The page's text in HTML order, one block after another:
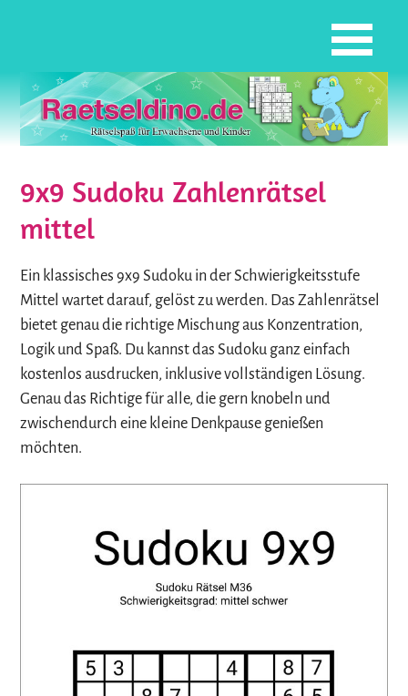
9x9 Sudoku Zahlenrätsel
mittel
Ein klassisches 9x9 Sudoku in der Schwierigkeitsstufe
Mittel wartet darauf, gelöst zu werden. Das Zahlenrätsel
bietet genau die richtige Mischung aus Konzentration,
Logik und Spaß. Du kannst das Sudoku ganz einfach
kostenlos ausdrucken, inklusive vollständigen Lösung.
Genau das Richtige für alle, die gern knobeln und
zwischendurch eine kleine Denkpause genießen
möchten.